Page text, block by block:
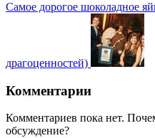
Самое дорогое шоколадное
драгоценностей)
Комментарии
Комментариев пока нет.
обсуждение?